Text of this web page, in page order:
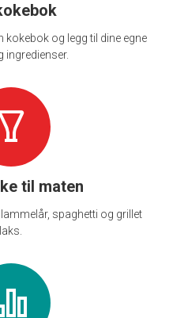
kokebok og legg til dine egne
ingredienser.
til maten
spaghetti og grillet
laks.